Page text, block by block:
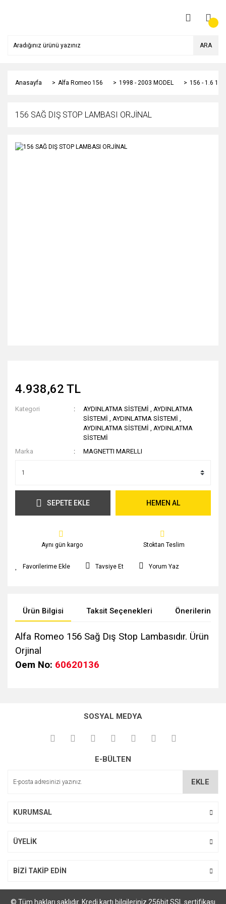
ARA
Anasayfa Alfa Romeo 156 1998 - 2003 MODEL 156 - 1.6
156 SAĞ DIŞ STOP LAMBASI ORJİNAL
4.938,62 TL
Kategori AYDINLATMA SİSTEMİ ,AYDINLATMA
SİSTEMİ ,AYDINLATMA SİSTEMİ ,
AYDINLATMA SİSTEMİ ,AYDINLATMA
SİSTEMİ
Marka
MAGNETTI MARELLI
SEPETE EKLE HEMEN AL
Aynı gün kargo Stoktan Teslim
Tavsiye Et Yorum Yaz
Ürün Bilgisi Taksit Seçenekleri Önerileriniz
Alfa Romeo 156 Sağ Dış Stop Lambasıdır. Ürün
Orjinal
Oem No: 60620136
kullanarak tarafımıza iletebilirsiniz.
Görüş ve önerileriniz için teşekkür ederiz.
Ürün açıklamasında eksik bilgiler bulunuyor.
SOSYAL MEDYA
E-BÜLTEN
EKLE
KURUMSAL
ÜYELİK
BİZİ TAKİP EDİN
© Tüm hakları saklıdır. Kredi kartı bilgileriniz 256bit SSL sertifikası